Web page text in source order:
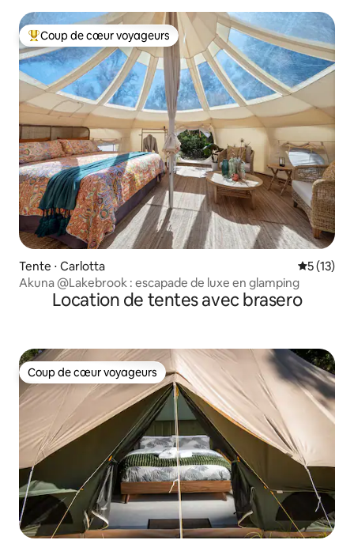
Coups de cœur voyageurs les plus appréciés
Coup de cœur voyageurs
Tente ⋅ Carlotta
5 (13)
Akuna @Lakebrook : escapade de luxe en glamping
Location de tentes avec brasero
Coup de cœur voyageurs
Coup de cœur voyageurs